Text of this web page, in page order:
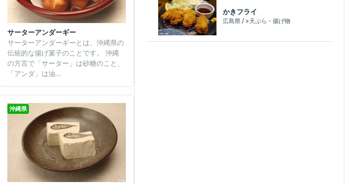
サーターアンダーギー
サーターアンダーギーとは、沖縄県の
伝統的な揚げ菓子のことです。 沖縄
の方言で「サーター」は砂糖のこと、
「アンダ」は油...
沖縄県
かきフライ
広島県 / >天ぷら・揚げ物